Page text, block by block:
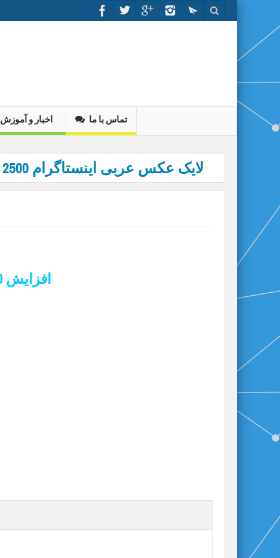
اخبار و آموزش تماس با ما
2500 لایک عکس عربی اینستاگرام
افزایش 2500 لایک عکس عربی اینستاگرام